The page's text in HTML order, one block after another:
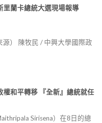
蘭卡總統大選現場報導
源） 陳牧民 / 中興大學國際政
和平轉移 『全新』總統就任
Sirisena）在8日的總